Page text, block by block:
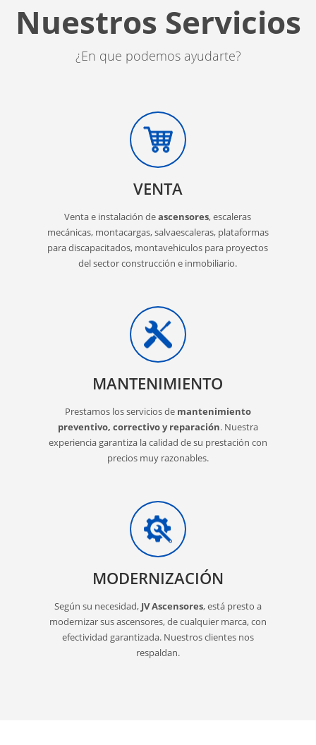
Nuestros Servicios
¿En que podemos ayudarte?
VENTA
Venta e instalación deascensores, escaleras
mecánicas, montacargas, salvaescaleras, plataformas
para discapacitados, montavehiculos para proyectos
del sector construcción e inmobiliario.
MANTENIMIENTO
Prestamos los servicios de mantenimiento
preventivo, correctivo y reparación. Nuestra
experiencia garantiza la calidad de su prestación con
precios muy razonables.
MODERNIZACIÓN
Según su necesidad, JV Ascensores, está presto a
modernizar sus ascensores, de cualquier marca, con
efectividad garantizada. Nuestros clientes nos
respaldan.